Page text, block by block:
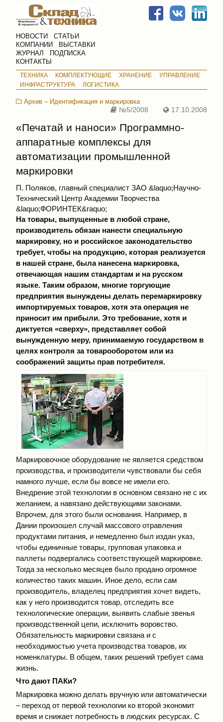
НОВОСТИ
СТАТЬИ
КОМПАНИИ
ВЫСТАВКИ
ЖУРНАЛ
ПОДПИСКА
КОНТАКТЫ
ТЕХНИКА КОМПЛЕКТУЮЩИЕ ХРАНЕНИЕ
УПРАВЛЕНИЕ
ИНФРАСТРУКТУРА
ЛОГИСТИКА
Архив – Идентификация и маркировка
№5/2008
17.10.2008
«Печатай и наноси» Программно-
аппаратные комплексы для
автоматизации промышленной
маркировки
П. Поляков, главный специалист ЗАО &laquo;Научно-
Технический Центр Академии Творчества
&laquo;ФОРИНТЕК&raquo;
На товары, выпущенные в любой стране,
производитель обязан нанести специальную
маркировку, но и российское законодательство
требует, чтобы на продукцию, которая реализуется
в нашей стране, была нанесена маркировка,
отвечающая нашим стандартам и на русском
языке. Таким образом, многие торгующие
предприятия вынуждены делать перемаркировку
импортируемых товаров, хотя эта операция не
приносит им прибыли. Это требование, хотя и
диктуется «сверху», представляет собой
вынужденную меру, принимаемую государством в
целях контроля за товарооборотом или из
соображений защиты прав потребителя.
Маркировочное оборудование не является средством
производства, и производители чувствовали бы себя
намного лучше, если бы вовсе не имели его.
Внедрение этой технологии в основном связано не с их
желанием, а навязано действующими законами.
Впрочем, для этого были основания. Например, в
Дании произошел случай массового отравления
продуктами питания, и немедленно был издан указ,
чтобы единичные товары, групповая упаковка и
паллеты подвергались соответствующей маркировке.
Тогда за несколько месяцев было продано огромное
количество таких машин. Иное дело, если сам
производитель, владелец предприятия хочет видеть,
как у него производится товар, отследить все
технологические операции, выявить слабые звенья
производственной цепи, исключить воровство.
Обязательность маркировки связана и с
необходимостью учета производства товаров, их
номенклатуры. В общем, таких решений требует сама
жизнь.
Что дают ПАКи?
Маркировка можно делать вручную или автоматически
– переход от первой технологии ко второй экономит
время и снижает потребность в людских ресурсах. С